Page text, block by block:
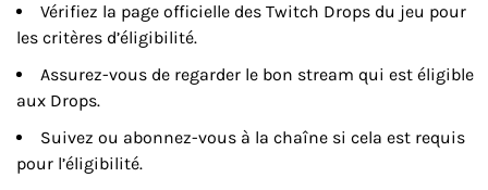
Vérifiez la page officielle des Twitch Drops du jeu pour
les critères d’éligibilité.
Assurez-vous de regarder le bon stream qui est éligible
aux Drops.
Suivez ou abonnez-vous à la chaîne si cela est requis
pour l’éligibilité.